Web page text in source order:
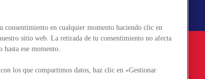
consentimiento en cualquier momento haciendo clic en
sitio web. La retirada de tu consentimiento no afecta
ese momento.
los que compartimos datos, haz clic en «Gestionar